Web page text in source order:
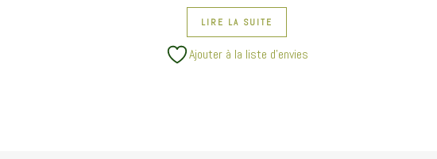
LIRE LA SUITE
Ajouter à la liste d’envies